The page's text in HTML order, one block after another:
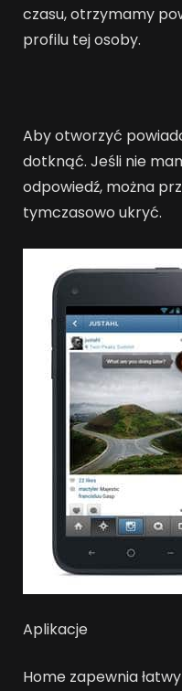
czasu, otrzymamy
profilu tej osoby.
Aby otworzyć
dotknąć. Jeśli nie
odpowiedź, można
tymczasowo ukryć.
Aplikacje
Home zapewnia